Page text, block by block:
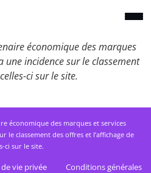
économique des marques
une incidence sur le classement
ci sur le site.
économique des marques et services
le classement des offres et l’affichage de
ci sur le site.
vie privée
Conditions générales